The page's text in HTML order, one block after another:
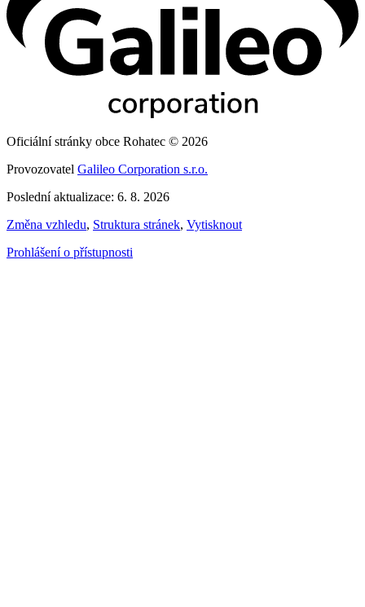
Oficiální stránky obce Rohatec © 2026
Provozovatel Galileo Corporation s.r.o.
Poslední aktualizace: 6. 8. 2026
Změna vzhledu, Struktura stránek, Vytisknout
Prohlášení o přístupnosti